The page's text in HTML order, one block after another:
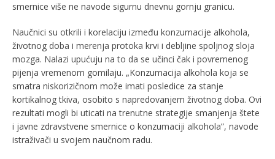
smernice više ne navode sigurnu dnevnu gornju granicu.
Naučnici su otkrili i korelaciju između konzumacije alkohola,
životnog doba i merenja protoka krvi i debljine spoljnog sloja
mozga. Nalazi upućuju na to da se učinci čak i povremenog
pijenja vremenom gomilaju. „Konzumacija alkohola koja se
smatra niskorizičnom može imati posledice za stanje
kortikalnog tkiva, osobito s napredovanjem životnog doba. Ovi
rezultati mogli bi uticati na trenutne strategije smanjenja štete
i javne zdravstvene smernice o konzumaciji alkohola”, navode
istraživači u svojem naučnom radu.